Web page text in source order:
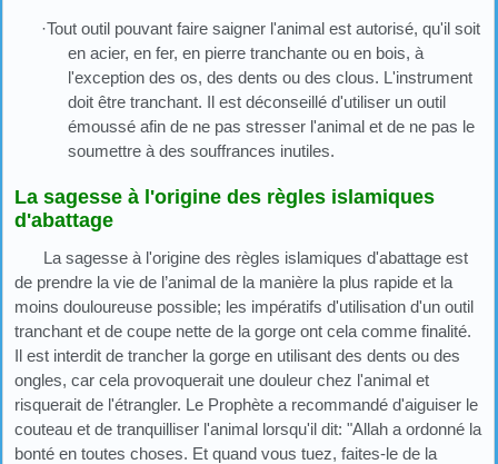
·Tout outil pouvant faire saigner l'animal est autorisé, qu'il soit
en acier, en fer, en pierre tranchante ou en bois, à
l'exception des os, des dents ou des clous. L'instrument
doit être tranchant. Il est déconseillé d'utiliser un outil
émoussé afin de ne pas stresser l'animal et de ne pas le
soumettre à des souffrances inutiles.
La sagesse à l'origine des règles islamiques
d'abattage
La sagesse à l'origine des règles islamiques d'abattage est
de prendre la vie de l’animal de la manière la plus rapide et la
moins douloureuse possible; les impératifs d'utilisation d'un outil
tranchant et de coupe nette de la gorge ont cela comme finalité.
Il est interdit de trancher la gorge en utilisant des dents ou des
ongles, car cela provoquerait une douleur chez l'animal et
risquerait de l'étrangler. Le Prophète a recommandé d'aiguiser le
couteau et de tranquilliser l'animal lorsqu'il dit: "Allah a ordonné la
bonté en toutes choses. Et quand vous tuez, faites-le de la